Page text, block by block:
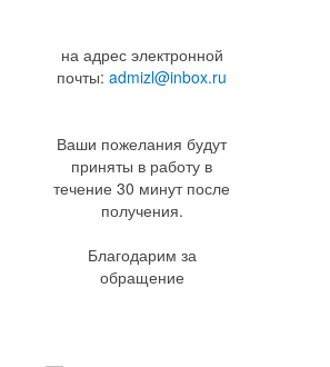
на адрес электронной
почты:admizl@inbox.ru
Ваши пожелания будут
приняты в работу в
течение 30 минут после
получения.
Благодарим за
обращение